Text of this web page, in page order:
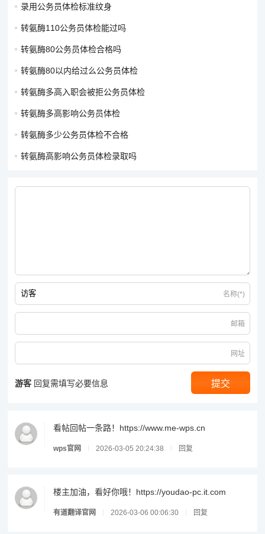
录用公务员体检标准纹身
转氨酶110公务员体检能过吗
转氨酶80公务员体检合格吗
转氨酶80以内给过么公务员体检
转氨酶多高入职会被拒公务员体检
转氨酶多高影响公务员体检
转氨酶多少公务员体检不合格
转氨酶高影响公务员体检录取吗
名称(*)
邮箱
网址
游客 回复需填写必要信息
看帖回帖一条路！https://www.me-wps.cn
wps官网 2026-03-05 20:24:38 回复
楼主加油，看好你哦！https://youdao-pc.it.com
有道翻译官网 2026-03-06 00:06:30 回复